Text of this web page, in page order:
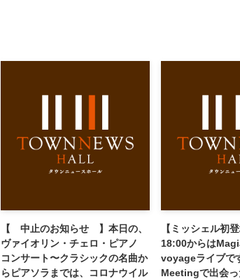
【 中止のお知らせ 】本日の、
ヴァイオリン・チェロ・ピアノ
コンサート〜クラシックの名曲か
らピアソラまでは、コロナウイル
【ミッシェル初
18:00からは
voyageライブで
Meetingで出会